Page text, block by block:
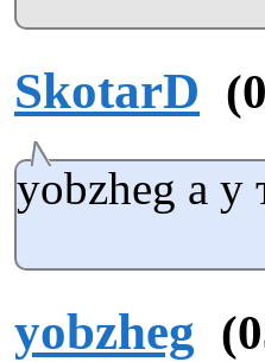
SkotarD
yobzheg а у
yobzheg